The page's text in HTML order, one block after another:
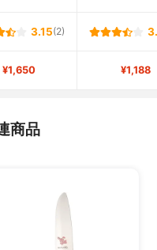
3.15(2)
¥1,650 ¥1,188
商品